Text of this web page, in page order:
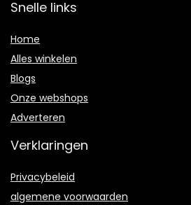
Snelle links
Home
Alles winkelen
Blogs
Onze webshops
Adverteren
Verklaringen
Privacybeleid
algemene voorwaarden